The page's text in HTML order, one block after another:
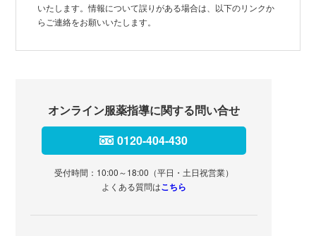
いたします。情報について誤りがある場合は、以下のリンクか
らご連絡をお願いいたします。
オンライン服薬指導に関する問い合せ
0120-404-430
受付時間：10:00～18:00（平日・土日祝営業）
よくある質問はこちら